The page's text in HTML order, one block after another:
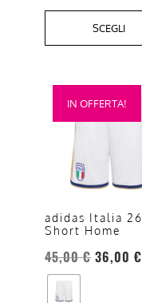
SCEGLI
IN OFFERTA!
adidas Italia 26
Short Home
45,00€ 36,00 €
Questo
prodotto
varianti.
opzioni
possono
essere
scelte
nella